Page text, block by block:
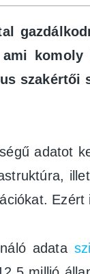
adatot
adata